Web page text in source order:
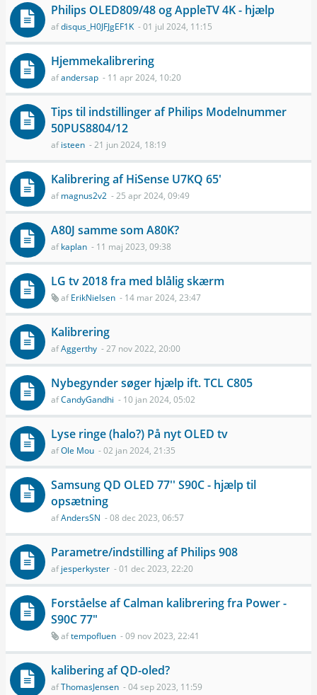
Philips OLED809/48 og AppleTV 4K - hjælp
afdisqus_H0JFJgEF1K - 01 jul 2024, 11:15
Hjemmekalibrering
afandersap - 11 apr 2024, 10:20
Tips til indstillinger af Philips Modelnummer
50PUS8804/12
afisteen - 21 jun 2024, 18:19
Kalibrering af HiSense U7KQ 65'
afmagnus2v2 - 25 apr 2024, 09:49
A80J samme som A80K?
afkaplan - 11 maj 2023, 09:38
LG tv 2018 fra med blålig skærm
afErikNielsen - 14 mar 2024, 23:47
Kalibrering
afAggerthy - 27 nov 2022, 20:00
Nybegynder søger hjælp ift. TCL C805
afCandyGandhi - 10 jan 2024, 05:02
Lyse ringe (halo?) På nyt OLED tv
afOle Mou - 02 jan 2024, 21:35
Samsung QD OLED 77'' S90C - hjælp til
opsætning
afAndersSN - 08 dec 2023, 06:57
Parametre/indstilling af Philips 908
afjesperkyster - 01 dec 2023, 22:20
Forståelse af Calman kalibrering fra Power -
S90C 77"
aftempofluen - 09 nov 2023, 22:41
kalibering af QD-oled?
afThomasJensen - 04 sep 2023, 11:59